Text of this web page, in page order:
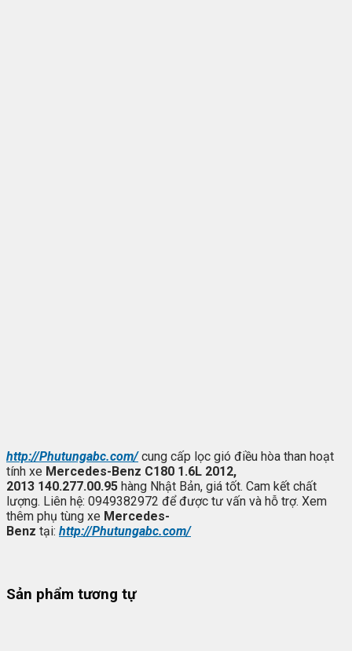
http://Phutungabc.com/cung cấp lọc gió điều hòa than hoạt
tính xe Mercedes-Benz C180 1.6L 2012,
2013 140.277.00.95 hàng Nhật Bản, giá tốt. Cam kết chất
lượng. Liên hệ: 0949382972 để được tư vấn và hỗ trợ. Xem
thêm phụ tùng xe Mercedes-
Benz tại: http://Phutungabc.com/
Sản phẩm tương tự